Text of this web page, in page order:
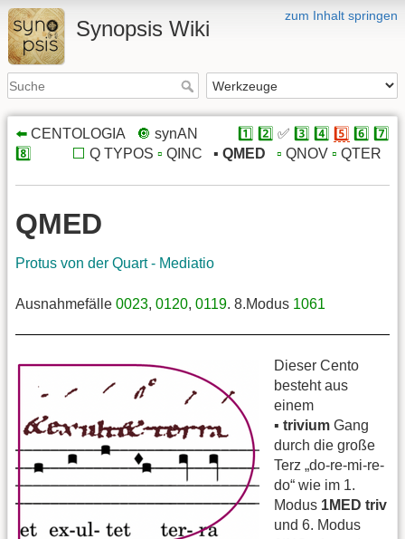
zum Inhalt springen
Synopsis Wiki
⬅️ CENTOLOGIA 🔘 synAN 1️⃣ 2️⃣ ✅ 3️⃣ 4️⃣ 5️⃣ 6️⃣ 7️⃣
8️⃣
⬜️ Q TYPOS ▫️ QINC ▪️ QMED ▫️ QNOV ▫️ QTER
QMED
Protus von der Quart - Mediatio
Ausnahmefälle 0023, 0120, 0119. 8.Modus 1061
Dieser Cento
besteht aus
einem
▪️ trivium Gang
durch die große
Terz „do-re-mi-re-
do“ wie im 1.
Modus 1MED triv
und 6. Modus